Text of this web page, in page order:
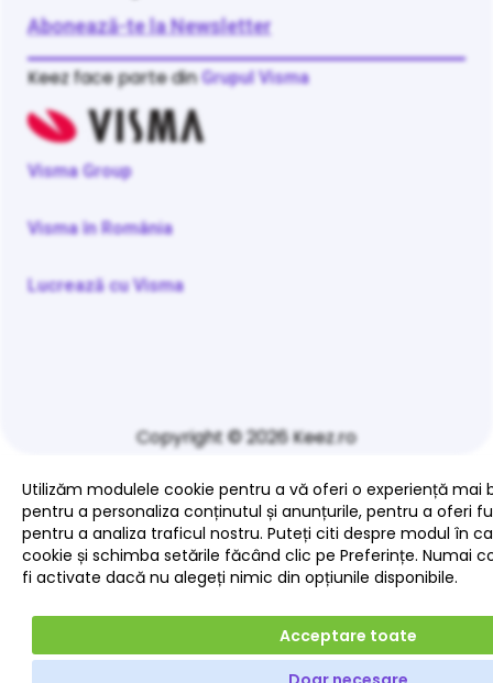
Abonează-te la Newsletter
Keez face parte dinGrupul Visma
Visma Group
Visma în România
Lucrează cu Visma
Copyright © 2026 Keez.ro